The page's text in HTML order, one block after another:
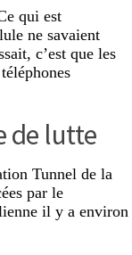
qui est
ne savaient
c’est que les
de lutte
Tunnel de la
par le
il y a environ